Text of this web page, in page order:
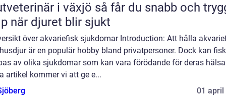
i växjö så får du snabb och trygg
när djuret blir sjukt
över akvariefisk sjukdomar Introduction: Att hålla
är en populär hobby bland privatpersoner. Dock kan
av olika sjukdomar som kan vara förödande för deras
artikel kommer vi att ge e...
01 april